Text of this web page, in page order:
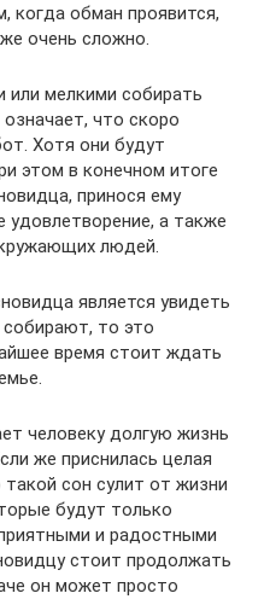
когда обман проявится,
очень сложно.
или мелкими собирать
что скоро
Хотя они будут
этом в конечном итоге
принося ему
а также
людей.
является увидеть
то это
время стоит ждать
человеку долгую жизнь
же приснилась целая
сон сулит от жизни
будут только
и радостными
стоит продолжать
он может просто